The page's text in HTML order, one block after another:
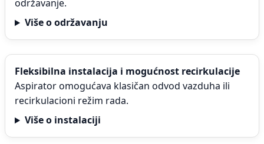
održavanje.
Više o održavanju
Fleksibilna instalacija i mogućnost recirkulacije
Aspirator omogućava klasičan odvod vazduha ili
recirkulacioni režim rada.
Više o instalaciji